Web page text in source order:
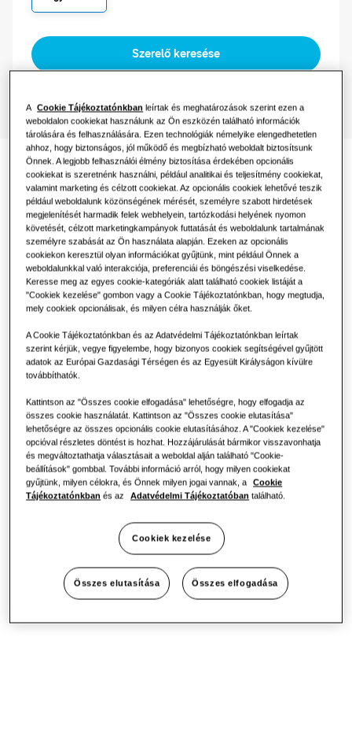
Kiskereskedelem
Irodák
Fenntarthatóság
One Samsung
Szerelő keresése
Dokumentáció
Megfelelőségi nyilatkozat
Download
Huzatmentes működés és
egyszerű karbantartás
A WindFree™ Comfort S2 kellemes hűtést biztosít
hideg huzat nélkül¹. Több ezer mikrofuratán keresztül
gyengéden és csendesen oszlatja el a levegőt a
helyiségben. A Freeze Wash funkció⁷ megkönnyíti a
különböző szennyeződéseket a hőcserélőről⁸. A
WindFree™ Comfort S2 a SmartThings alkalmazás⁶
segítségével távolról is vezérelhető. Az AI¹⁰ elemzi a
használati szokásokat és az időjárási körülményeket,
hogy automatikusan optimalizálja a készülék
működését. Az Easy Filter¹³ könnyen hozzáférhető, így
A Cookie Tájékoztatónkban leírtak és meghatározások szerint ezen a
weboldalon cookiekat használunk az Ön eszközén található információk
tárolására és felhasználására. Ezen technológiák némelyike elengedhetetlen
ahhoz, hogy biztonságos, jól működő és megbízható weboldalt biztosítsunk
Önnek. A legjobb felhasználói élmény biztosítása érdekében opcionális
cookiekat is szeretnénk használni, például analitikai és teljesítmény cookiekat,
valamint marketing és célzott cookiekat. Az opcionális cookiek lehetővé teszik
például weboldalunk közönségének mérését, személyre szabott hirdetések
megjelenítését harmadik felek webhelyein, tartózkodási helyének nyomon
követését, célzott marketingkampányok futtatását és weboldalunk tartalmának
személyre szabását az Ön használata alapján. Ezeken az opcionális
cookiekon keresztül olyan információkat gyűjtünk, mint például Önnek a
weboldalunkkal való interakciója, preferenciái és böngészési viselkedése.
Keresse meg az egyes cookie-kategóriák alatt található cookiek listáját a
"Cookiek kezelése" gombon vagy a Cookie Tájékoztatónkban, hogy megtudja,
mely cookiek opcionálisak, és milyen célra használják őket.
A Cookie Tájékoztatónkban és az Adatvédelmi Tájékoztatónkban leírtak
szerint kérjük, vegye figyelembe, hogy bizonyos cookiek segítségével gyűjtött
adatok az Európai Gazdasági Térségen és az Egyesült Királyságon kívülre
továbbíthatók.
Kattintson az "Összes cookie elfogadása" lehetőségre, hogy elfogadja az
összes cookie használatát. Kattintson az "Összes cookie elutasítása"
lehetőségre az összes opcionális cookie elutasításához. A "Cookiek kezelése"
opcióval részletes döntést is hozhat. Hozzájárulását bármikor visszavonhatja
és megváltoztathatja választásait a weboldal alján található "Cookie-
beállítások" gombbal. További információ arról, hogy milyen cookiekat
gyűjtünk, milyen célokra, és Önnek milyen jogai vannak, a
Cookie
Tájékoztatónkban és az Adatvédelmi Tájékoztatóban található.
Cookiek kezelése
Összes elutasítása Összes elfogadása